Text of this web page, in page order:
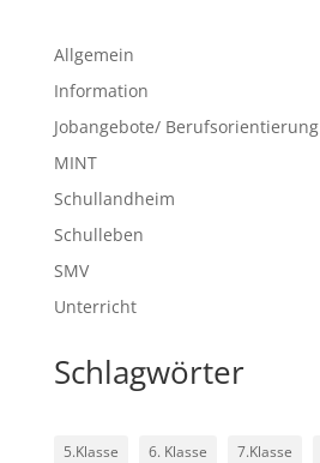
Allgemein
Information
Jobangebote/ Berufsorientierung
MINT
Schullandheim
Schulleben
SMV
Unterricht
Schlagwörter
5.Klasse 6. Klasse 7.Klasse